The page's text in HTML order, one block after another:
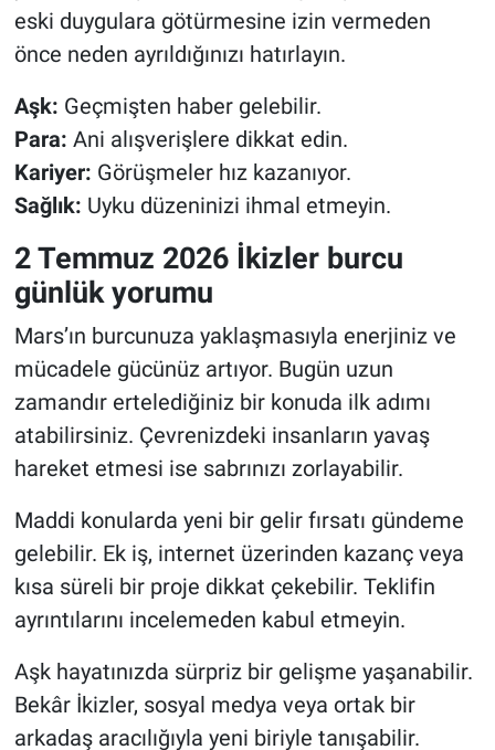
eski duygulara götürmesine izin vermeden
önce neden ayrıldığınızı hatırlayın.
Aşk: Geçmişten haber gelebilir.
Para: Ani alışverişlere dikkat edin.
Kariyer: Görüşmeler hız kazanıyor.
Sağlık: Uyku düzeninizi ihmal etmeyin.
2 Temmuz 2026 İkizler burcu
günlük yorumu
Mars’ın burcunuza yaklaşmasıyla enerjiniz ve
mücadele gücünüz artıyor. Bugün uzun
zamandır ertelediğiniz bir konuda ilk adımı
atabilirsiniz. Çevrenizdeki insanların yavaş
hareket etmesi ise sabrınızı zorlayabilir.
Maddi konularda yeni bir gelir fırsatı gündeme
gelebilir. Ek iş, internet üzerinden kazanç veya
kısa süreli bir proje dikkat çekebilir. Teklifin
ayrıntılarını incelemeden kabul etmeyin.
Aşk hayatınızda sürpriz bir gelişme yaşanabilir.
Bekâr İkizler, sosyal medya veya ortak bir
arkadaş aracılığıyla yeni biriyle tanışabilir.